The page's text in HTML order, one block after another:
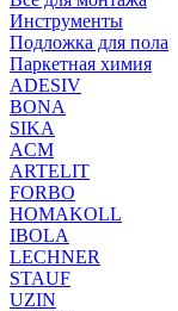
Инструменты
Подложка для пола
Паркетная химия
ADESIV
BONA
SIKA
ACM
ARTELIT
FORBO
HOMAKOLL
IBOLA
LECHNER
STAUF
UZIN